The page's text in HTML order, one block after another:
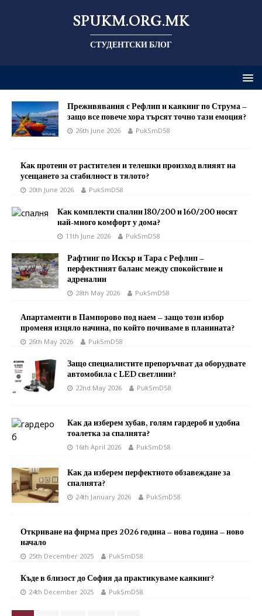
SPUKM.ORG.MK
СТУДЕНТСКИ БЛОГ
Преживявания с Рефлип и каякинг по Струма –
защо все повече хора търсят точно тази емоция?
26th June 2026 PukSmD58
Как протеин от растителен и телешки произход влияят на
усещането за стабилност в тялото?
20th June 2026 PukSmD58
Как комплекти спални 180/200 и 160/200 носят
най-много комфорт у дома?
11th June 2026 PukSmD58
Рафтинг по Искър и Тара с Рефлип –
перфектният баланс между спокойствие и
адреналин
28th May 2026 PukSmD58
Апартаменти в Пампорово под наем – защо този избор
променя изцяло начина, по който почиваме в планината?
26th May 2026 PukSmD58
Защо специалистите препоръчват да оборудвате
автомобила с LED светлини?
22nd May 2026 PukSmD58
Как да изберем хубав, голям гардероб и удобна
тоалетка за спалнята?
16th April 2026 PukSmD58
Как да изберем перфектното обзавеждане за
спалнята?
24th January 2026 PukSmD58
Откриване на фирма през 2026 година – нова година – ново
начало
25th December 2025 PukSmD58
Къде в близост до София да практикуваме каякинг?
24th December 2025 PukSmD58